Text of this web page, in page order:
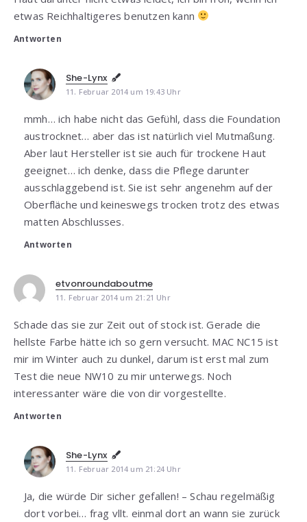
etwas Reichhaltigeres benutzen kann
Antworten
She-Lynx
11. Februar 2014 um 19:43 Uhr
mmh… ich habe nicht das Gefühl, dass die Foundation
austrocknet… aber das ist natürlich viel Mutmaßung.
Aber laut Hersteller ist sie auch für trockene Haut
geeignet… ich denke, dass die Pflege darunter
ausschlaggebend ist. Sie ist sehr angenehm auf der
Oberfläche und keineswegs trocken trotz des etwas
matten Abschlusses.
Antworten
etvonroundaboutme
11. Februar 2014 um 21:21 Uhr
Schade das sie zur Zeit out of stock ist. Gerade die
hellste Farbe hätte ich so gern versucht. MAC NC15 ist
mir im Winter auch zu dunkel, darum ist erst mal zum
Test die neue NW10 zu mir unterwegs. Noch
interessanter wäre die von dir vorgestellte.
Antworten
She-Lynx
11. Februar 2014 um 21:24 Uhr
Ja, die würde Dir sicher gefallen! – Schau regelmäßig
dort vorbei… frag vllt. einmal dort an wann sie zurück